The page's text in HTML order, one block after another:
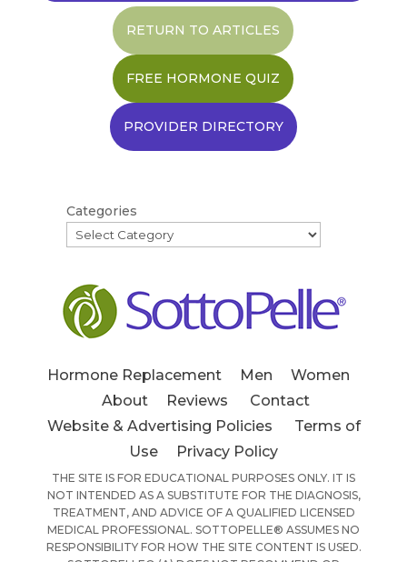
RETURN TO ARTICLES
FREE HORMONE QUIZ
PROVIDER DIRECTORY
Categories
Hormone Replacement Men
Women
About
Reviews
Contact
Website & Advertising Policies
Terms of
Use
Privacy Policy
THE SITE IS FOR EDUCATIONAL PURPOSES ONLY. IT IS
NOT INTENDED AS A SUBSTITUTE FOR THE DIAGNOSIS,
TREATMENT, AND ADVICE OF A QUALIFIED LICENSED
MEDICAL PROFESSIONAL. SOTTOPELLE® ASSUMES NO
RESPONSIBILITY FOR HOW THE SITE CONTENT IS USED.